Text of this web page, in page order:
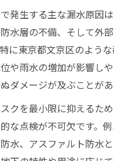
発生する主な漏水原因
水層の不備、そして外
に東京都文京区のよう
や雨水の増加が影響し
ダメージが及ぶことがあ
クを最小限に抑えるた
な点検が不可欠です。
水、アスファルト防水